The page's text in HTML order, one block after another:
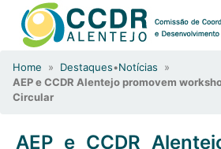
Home » Destaques•Notícias »
AEP e CCDR Alentejo promovem
Circular
AEP e CCDR